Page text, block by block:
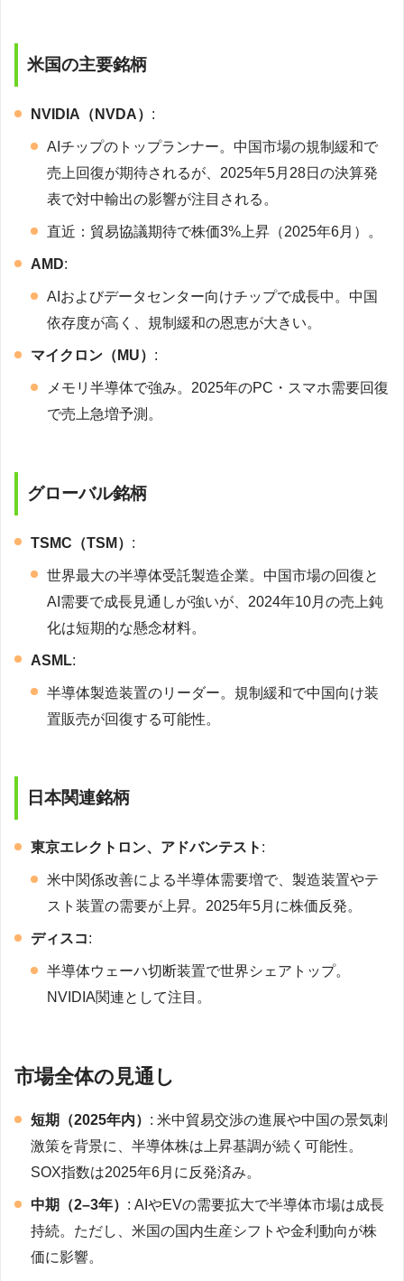
米国の主要銘柄
NVIDIA（NVDA） :
AIチップのトップランナー。中国市場の規制緩和で
売上回復が期待されるが、2025年5月28日の決算発
表で対中輸出の影響が注目される。
直近：貿易協議期待で株価3%上昇（2025年6月）。
AMD:
AIおよびデータセンター向けチップで成長中。中国
依存度が高く、規制緩和の恩恵が大きい。
マイクロン（MU） :
メモリ半導体で強み。2025年のPC・スマホ需要回復
で売上急増予測。
グローバル銘柄
TSMC（TSM） :
世界最大の半導体受託製造企業。中国市場の回復と
AI需要で成長見通しが強いが、2024年10月の売上鈍
化は短期的な懸念材料。
ASML:
半導体製造装置のリーダー。規制緩和で中国向け装
置販売が回復する可能性。
日本関連銘柄
東京エレクトロン、アドバンテスト :
米中関係改善による半導体需要増で、製造装置やテ
スト装置の需要が上昇。2025年5月に株価反発。
ディスコ:
半導体ウェーハ切断装置で世界シェアトップ。
NVIDIA関連として注目。
市場全体の見通し
短期（2025年内） : 米中貿易交渉の進展や中国の景気刺
激策を背景に、半導体株は上昇基調が続く可能性。
SOX指数は2025年6月に反発済み。
中期（2–3年） : AIやEVの需要拡大で半導体市場は成長
持続。ただし、米国の国内生産シフトや金利動向が株
価に影響。